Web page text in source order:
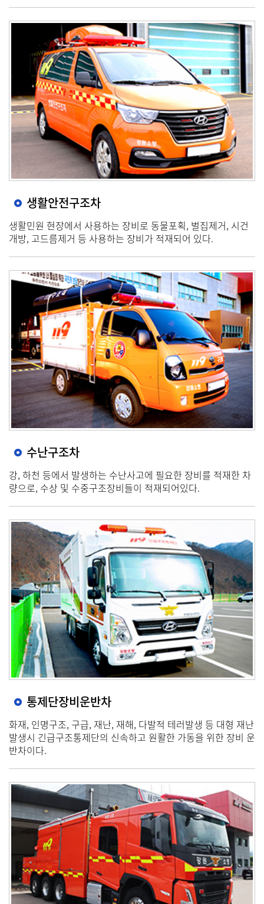
생활안전구조차
생활민원 현장에서 사용하는 장비로 동물포획, 벌집제거, 시건
개방, 고드름제거 등 사용하는 장비가 적재되어 있다.
수난구조차
강, 하천 등에서 발생하는 수난사고에 필요한 장비를 적재한 차
량으로, 수상 및 수중구조장비들이 적재되어있다.
통제단장비운반차
화재, 인명구조, 구급, 재난, 재해, 다발적 테러발생 등 대형 재난
발생시 긴급구조통제단의 신속하고 원활한 가동을 위한 장비 운
반차이다.